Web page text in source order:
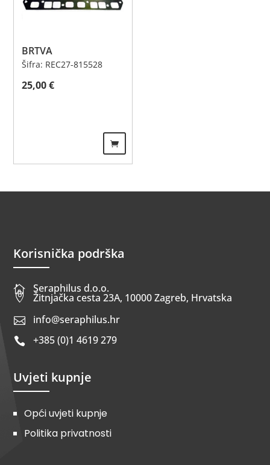
BRTVA
Šifra: REC27-815528
25,00€
Korisnička podrška
 Seraphilus d.o.o.
 Žitnjačka cesta 23A, 10000 Zagreb, Hrvatska
 info@seraphilus.hr
 +385 (0)1 4619 279
Uvjeti kupnje
Opći uvjeti kupnje
Politika privatnosti